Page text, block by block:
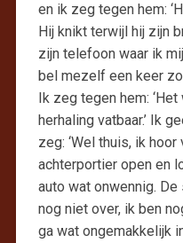
en ik zeg tegen hem:
Hij knikt terwijl hij zijn
zijn telefoon waar ik
bel mezelf een keer
Ik zeg tegen hem:
herhaling vatbaar.’ Ik
zeg: ‘Wel thuis, ik hoor
achterportier open en
auto wat onwennig.
nog niet over, ik ben
ga wat ongemakkelijk